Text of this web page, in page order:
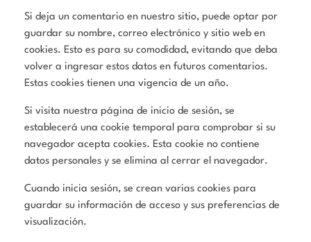
Si deja un comentario en nuestro sitio, puede optar por
guardar su nombre, correo electrónico y sitio web en
cookies. Esto es para su comodidad, evitando que deba
volver a ingresar estos datos en futuros comentarios.
Estas cookies tienen una vigencia de un año.
Si visita nuestra página de inicio de sesión, se
establecerá una cookie temporal para comprobar si su
navegador acepta cookies. Esta cookie no contiene
datos personales y se elimina al cerrar el navegador.
Cuando inicia sesión, se crean varias cookies para
guardar su información de acceso y sus preferencias de
visualización.